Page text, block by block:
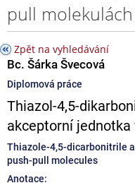
pull molekulách
Zpět na vyhledávání
Bc. Šárka Švecová
Diplomová práce
Thiazol-4,5-
akceptorní
Thiazole-4,5-dicarbonitrile
push-pull molecules
Anotace: